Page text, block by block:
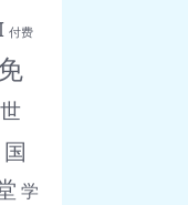
付费
国
学